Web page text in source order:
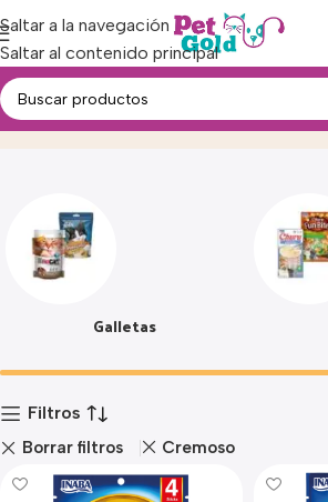
Saltar a la navegación
Saltar al contenido principal
SnacksInicio Producto
Galletas
Filtros
Borrar filtros Cremoso